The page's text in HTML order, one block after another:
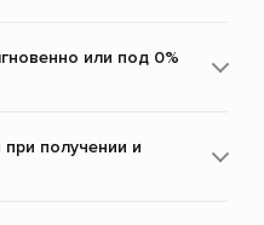
или под 0%
получении и